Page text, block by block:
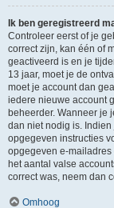
Ik ben geregistreerd
Controleer eerst of je
correct zijn, kan één of
geactiveerd is en je
13 jaar, moet je de
moet je account dan
iedere nieuwe account
beheerder. Wanneer je
dan niet nodig is.
opgegeven instructies
opgegeven e-
het aantal valse
correct was, neem dan
Omhoog